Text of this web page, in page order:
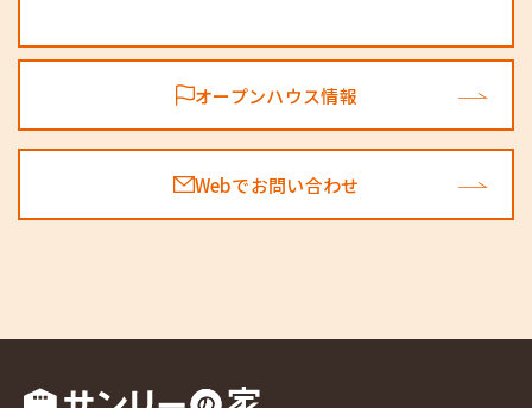
オープンハウス情報
Webでお問い合わせ